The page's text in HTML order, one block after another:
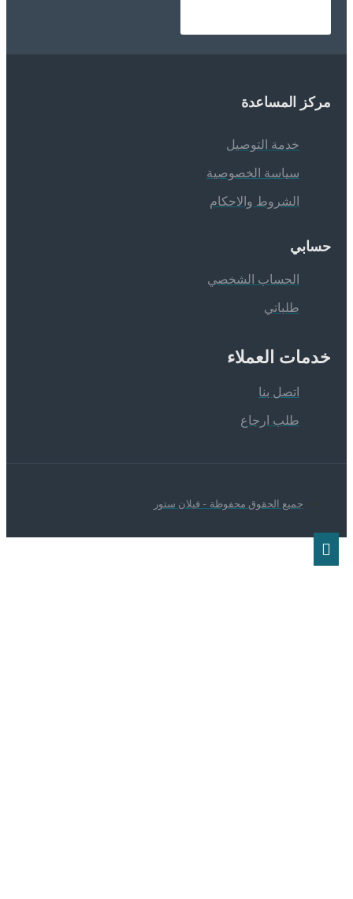
المساعدة
خدمة التوصيل
سياسة الخصوصية
الشروط والاحكام
الحساب الشخصي
طلباتي
العملاء
اتصل بنا
طلب ارجاع
جميع الحقوق محفوظة - فيلان ستور